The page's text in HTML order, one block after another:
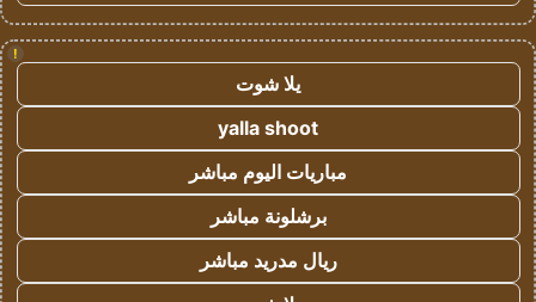
!
يلا شوت
yalla shoot
مباريات اليوم مباشر
برشلونة مباشر
ريال مدريد مباشر